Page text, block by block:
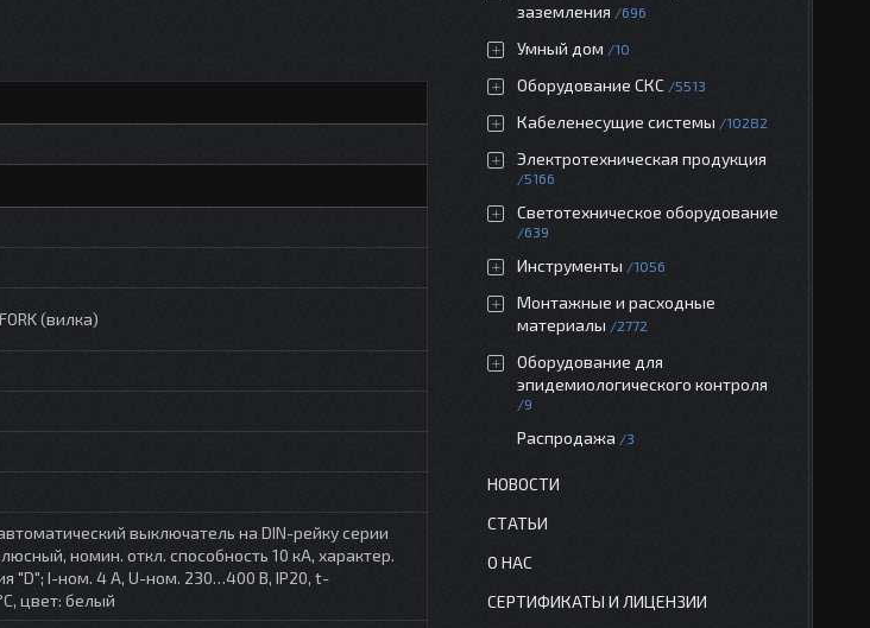
(вилка)
выключатель на DIN-рейку серии
номин. откл. способность 10 кА, характер.
"D"; I-ном. 4 А, U-ном. 230…400 В, IP20, t-
цвет: белый
заземления
696
Умный дом 10
Оборудование СКС 5513
Кабеленесущие системы 10282
Электротехническая продукция
5166
Светотехническое оборудование
639
Инструменты 1056
Монтажные и расходные
материалы
2772
Оборудование для
эпидемиологического контроля
9
Распродажа 3
НОВОСТИ
СТАТЬИ
О НАС
СЕРТИФИКАТЫ И ЛИЦЕНЗИИ